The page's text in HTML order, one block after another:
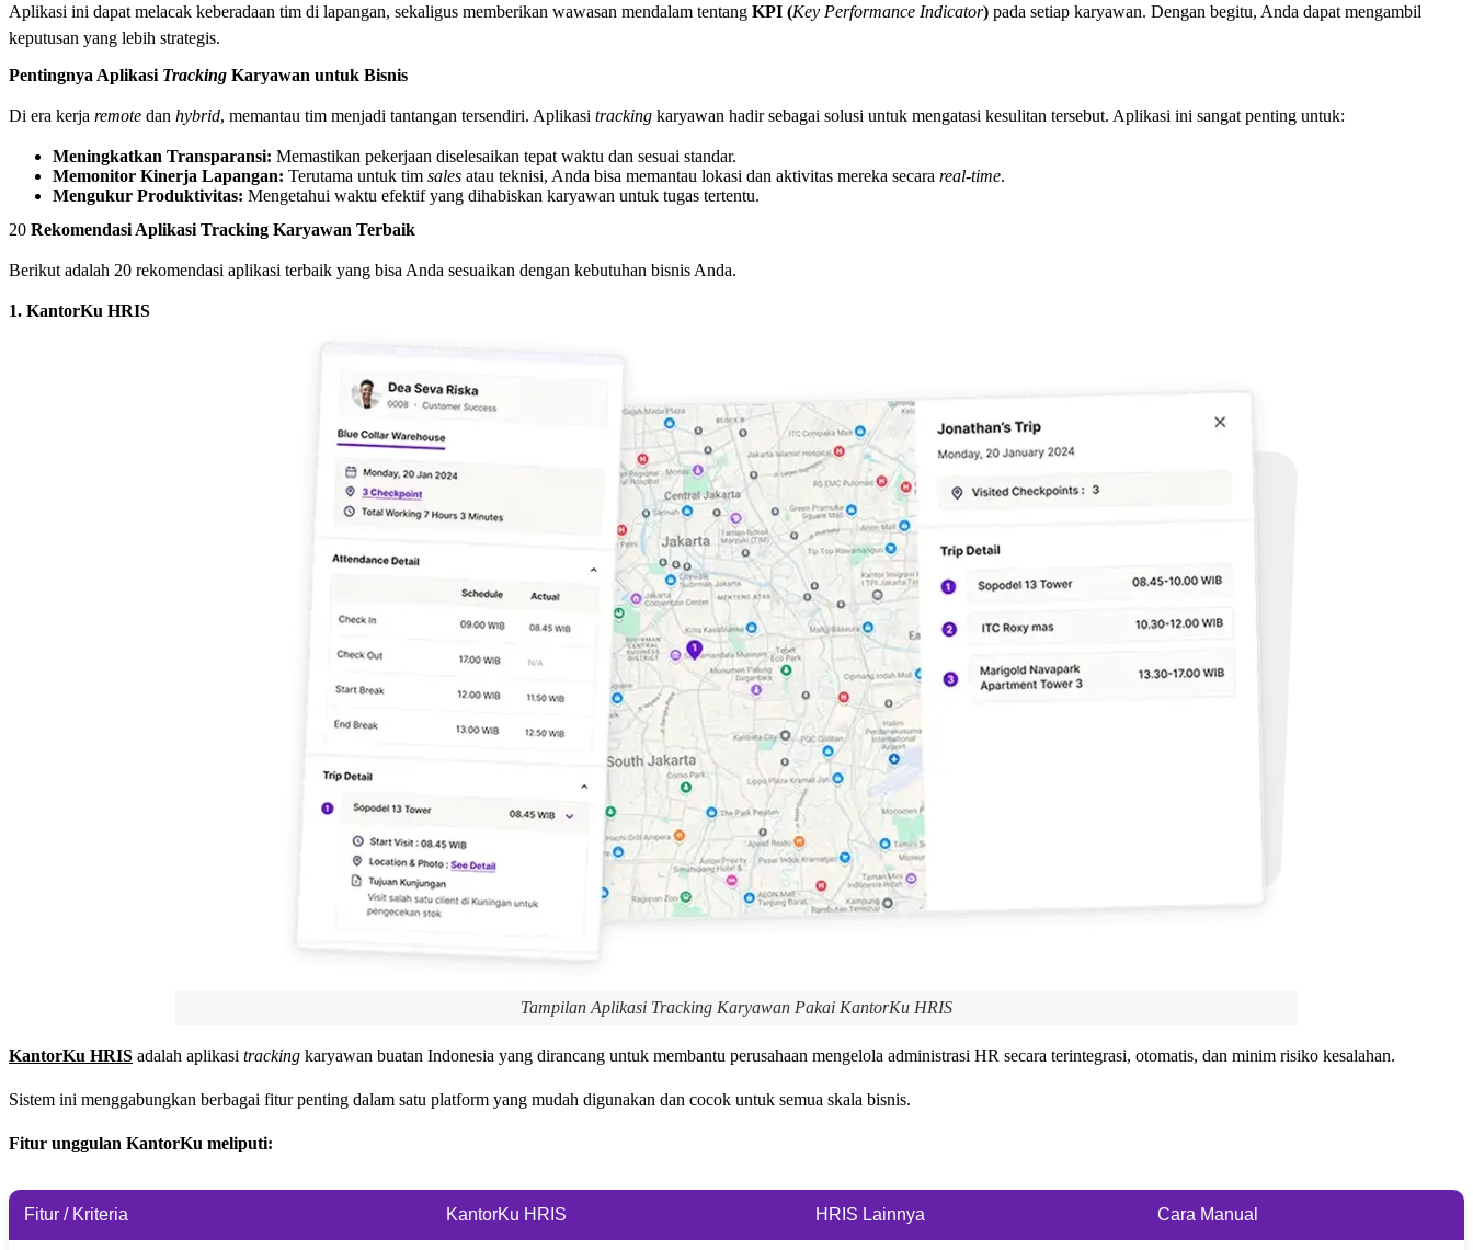
Aplikasi ini dapat melacak keberadaan tim di lapangan, sekaligus memberikan wawasan mendalam tentang KPI (Key Performance Indicator) pada setiap karyawan. Dengan begitu, Anda dapat mengambil
keputusan yang lebih strategis.
Pentingnya Aplikasi Tracking Karyawan untuk Bisnis
Di era kerja remote dan hybrid, memantau tim menjadi tantangan tersendiri. Aplikasi tracking karyawan hadir sebagai solusi untuk mengatasi kesulitan tersebut. Aplikasi ini sangat penting untuk:
Meningkatkan Transparansi: Memastikan pekerjaan diselesaikan tepat waktu dan sesuai standar.
Memonitor Kinerja Lapangan: Terutama untuk tim sales atau teknisi, Anda bisa memantau lokasi dan aktivitas mereka secara real-time.
Mengukur Produktivitas: Mengetahui waktu efektif yang dihabiskan karyawan untuk tugas tertentu.
20 Rekomendasi Aplikasi Tracking Karyawan Terbaik
Berikut adalah 20 rekomendasi aplikasi terbaik yang bisa Anda sesuaikan dengan kebutuhan bisnis Anda.
1. KantorKu HRIS
Tampilan Aplikasi Tracking Karyawan Pakai KantorKu HRIS
KantorKu HRIS adalah aplikasi tracking karyawan buatan Indonesia yang dirancang untuk membantu perusahaan mengelola administrasi HR secara terintegrasi, otomatis, dan minim risiko kesalahan.
Sistem ini menggabungkan berbagai fitur penting dalam satu platform yang mudah digunakan dan cocok untuk semua skala bisnis.
Fitur unggulan KantorKu meliputi:
Fitur / Kriteria KantorKu HRIS HRIS Lainnya Cara Manual